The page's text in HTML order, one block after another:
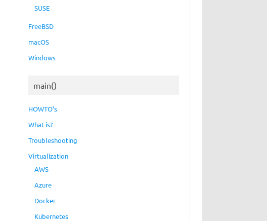
SUSE
FreeBSD
macOS
Windows
main()
HOWTO’s
What is?
Troubleshooting
Virtualization
AWS
Azure
Docker
Kubernetes